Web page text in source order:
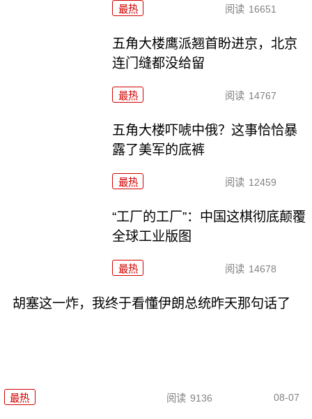
最热 阅读 16651
五角大楼鹰派翘首盼进京，北京
连门缝都没给留
最热 阅读 14767
五角大楼吓唬中俄？这事恰恰暴
露了美军的底裤
最热 阅读 12459
“工厂的工厂”：中国这棋彻底颠覆
全球工业版图
最热 阅读 14678
胡塞这一炸，我终于看懂伊朗总统昨天那句话了
最热 阅读 9136 08-07